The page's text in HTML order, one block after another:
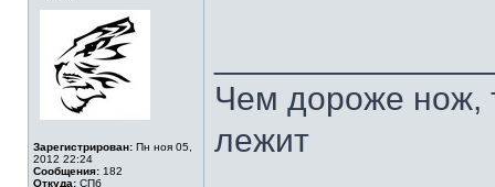
Зарегистрирован: Пн ноя 05,
2012 22:24
Сообщения: 182
Откуда: СПб
Чем дороже нож,
лежит